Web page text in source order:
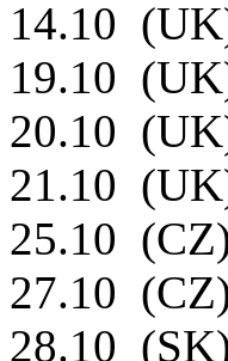
14.10
19.10
20.10
21.10
25.10
27.10
28.10